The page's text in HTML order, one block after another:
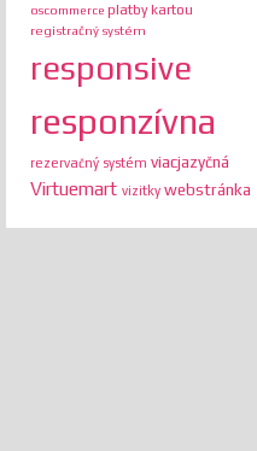
oscommerce platby kartou
registračný systém
responsive
responzívna
rezervačný systém viacjazyčná
Virtuemart vizitky webstránka